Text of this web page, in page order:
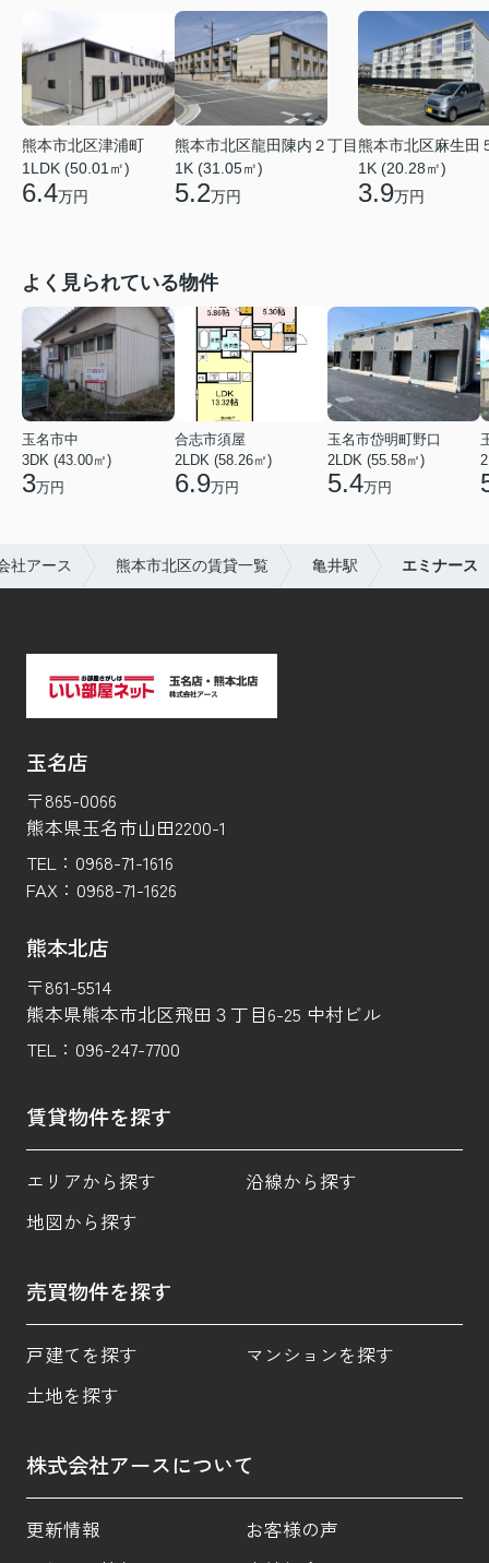
熊本市北区津浦町
1LDK (50.01㎡)
6.4万円
熊本市北区龍田陳内２丁目
1K (31.05㎡)
5.2万円
熊本市北区麻生田
1K (20.28㎡)
3.9万円
よく見られている物件
玉名市中
3DK (43.00㎡)
3万円
合志市須屋
2LDK (58.26㎡)
6.9万円
玉名市岱明町野口
2LDK (55.58㎡)
5.4万円
社アース 熊本市北区の賃貸一覧 亀井駅 エミナース
玉名店
〒865-0066
熊本県玉名市山田2200-1
TEL： 0968-71-1616
FAX： 0968-71-1626
熊本北店
〒861-5514
熊本県熊本市北区飛田３丁目6-25 中村ビル
TEL： 096-247-7700
賃貸物件を探す
エリアから探す
沿線から探す
地図から探す
売買物件を探す
戸建てを探す
マンションを探す
土地を探す
株式会社アースについて
更新情報
お客様の声